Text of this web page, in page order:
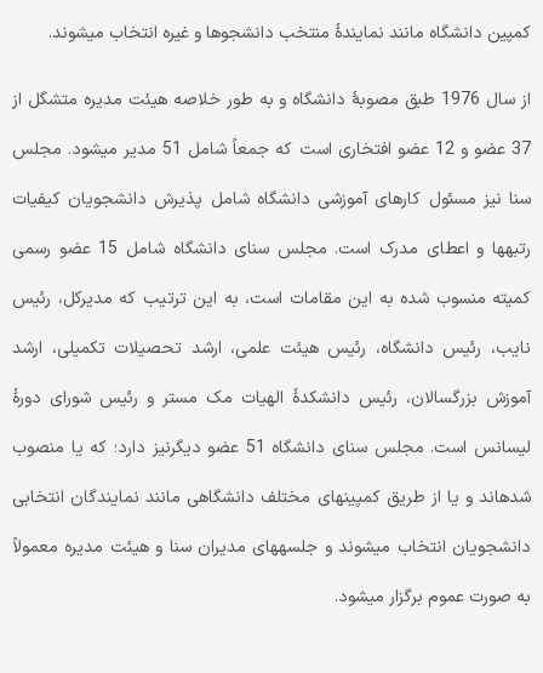
کمپین دانشگاه مانند نمایندۀ منتخب دانشجوها و غیره انتخاب می­شوند.
از سال 1976 طبق مصوبۀ دانشگاه و به طور خلاصه هیئت مدیره متشگل از
37 عضو و 12 عضو افتخاری است که جمعاً شامل 51 مدیر می­شود. مجلس
سنا نیز مسئول کارهای آموزشی دانشگاه شامل پذیرش دانشجویان کیفیات
رتبه­ها و اعطای مدرک است. مجلس سنای دانشگاه شامل 15 عضو رسمی
کمیته منسوب شده به این مقامات است، به این ترتیب که مدیرکل، رئیس
نایب، رئیس دانشگاه، رئیس هیئت علمی، ارشد تحصیلات تکمیلی، ارشد
آموزش بزرگسالان، رئیس دانشکدۀ الهیات مک مستر و رئیس شورای دورۀ
لیسانس است. مجلس سنای دانشگاه 51 عضو دیگرنیز دارد؛ که یا منصوب
شده­اند و یا از طریق کمپین­های مختلف دانشگاهی مانند نمایندگان انتخابی
دانشجویان انتخاب می­شوند و جلسه­های مدیران سنا و هیئت مدیره معمولاً
به صورت عموم برگزار می­شود.